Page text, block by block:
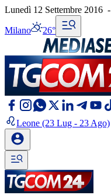
Lunedì 12 Settembre 2016 -
Milano 26°
Leone (23 Lug - 23 Ago)